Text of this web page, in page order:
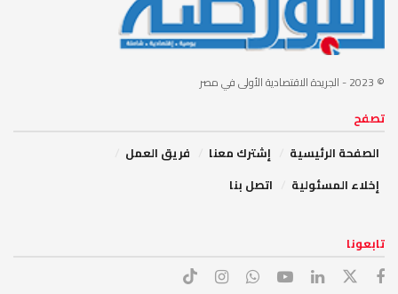
© 2023 - الجريدة الاقتصادية الأولى في مصر
تصفح
الصفحة الرئيسية
إشترك معنا
فريق العمل
إخلاء المسئولية
اتصل بنا
تابعونا